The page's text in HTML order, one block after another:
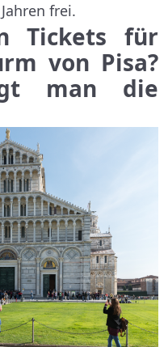
frei.
Tickets für
von Pisa?
man die